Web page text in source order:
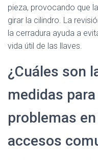
pieza, provocando que
girar la cilindro. La
la cerradura ayuda a
vida útil de las llaves.
¿Cuáles son
medidas
problemas
accesos